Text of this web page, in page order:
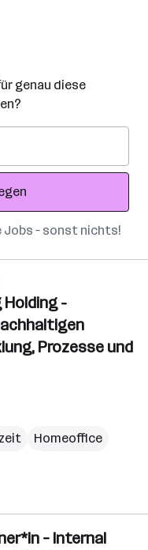
genau diese
Jobs – sonst nichts!
-
Prozesse und
Homeoffice
– Internal